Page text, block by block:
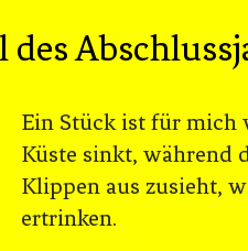
des
Ein Stück ist für mich
Küste sinkt, während
Klippen aus zusieht,
ertrinken.